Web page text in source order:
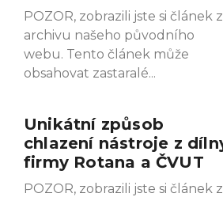
POZOR, zobrazili jste si článek z
archivu našeho původního
webu. Tento článek může
obsahovat zastaralé
Unikátní způsob
chlazení nástroje z
firmy Rotana a ČVUT
POZOR, zobrazili jste si článek z